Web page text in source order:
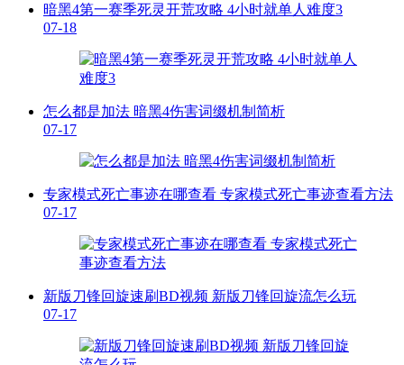
暗黑4第一赛季死灵开荒攻略 4小时就单人难度3
07-18
怎么都是加法 暗黑4伤害词缀机制简析
07-17
专家模式死亡事迹在哪查看 专家模式死亡事迹查看方法
07-17
新版刀锋回旋速刷BD视频 新版刀锋回旋流怎么玩
07-17